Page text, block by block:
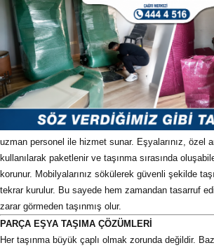
uzman personel ile hizmet sunar. Eşyalarınız, özel
kullanılarak paketlenir ve taşınma sırasında
korunur. Mobilyalarınız sökülerek güvenli şekilde
tekrar kurulur. Bu sayede hem zamandan tasarruf
zarar görmeden taşınmış olur.
PARÇA EŞYA TAŞIMA ÇÖZÜMLERİ
Her taşınma büyük çaplı olmak zorunda değildir.